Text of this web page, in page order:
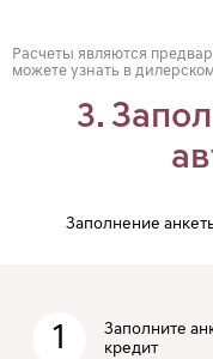
Расчеты являются
можете узнать в
3.
Заполнение
1
Заполните
кредит